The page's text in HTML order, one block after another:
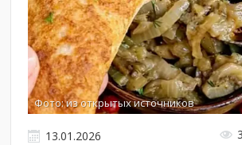
Фото: из открытых источников
13.01.2026